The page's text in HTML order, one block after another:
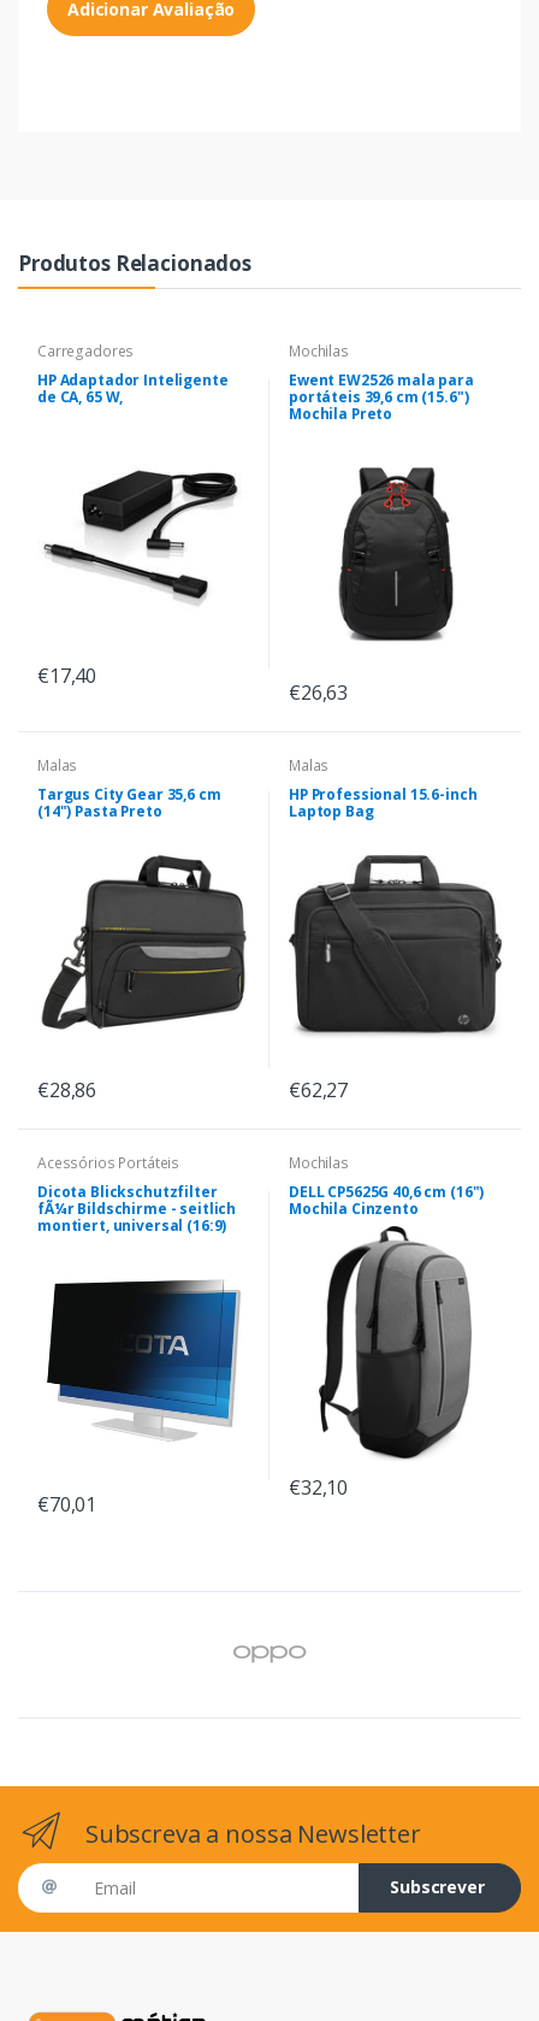
Adicionar Avaliação
Produtos Relacionados
Carregadores
HP Adaptador Inteligente
de CA, 65 W,
€17,40
Mochilas
Ewent EW2526 mala para
portáteis 39,6 cm (15.6")
Mochila Preto
€26,63
Malas
Targus City Gear 35,6 cm
(14") Pasta Preto
€28,86
Malas
HP Professional 15.6-inch
Laptop Bag
€62,27
Acessórios Portáteis
Dicota Blickschutzfilter
fÃ¼r Bildschirme - seitlich
montiert, universal (16:9)
€70,01
Mochilas
DELL CP5625G 40,6 cm (16")
Mochila Cinzento
€32,10
Subscreva a nossa Newsletter
Email address
Subscrever